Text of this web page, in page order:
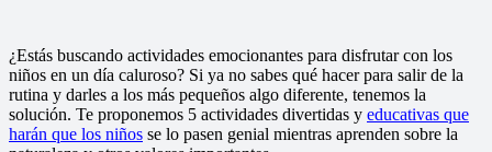
¿Estás buscando actividades emocionantes para disfrutar con los
niños en un día caluroso? Si ya no sabes qué hacer para salir de la
rutina y darles a los más pequeños algo diferente, tenemos la
solución. Te proponemos 5 actividades divertidas y educativas que
harán que los niños se lo pasen genial mientras aprenden sobre la